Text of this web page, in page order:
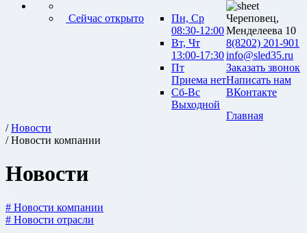
Сейчас открыто
Пн, Ср
08:30-12:00
Вт, Чт
13:00-17:30
Пт
Приема нет
Сб-Вс
Выходной
Череповец,
Менделеева 10
8(8202) 201-901
info@sled35.ru
Заказать звонок
Написать нам
ВКонтакте
Главная
/Новости
/ Новости компании
Новости
# Новости компании
# Новости отрасли